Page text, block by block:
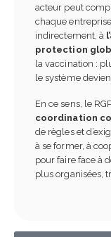
acteur peut
chaque
indirectement, à
protection
la vaccination :
le système
En ce sens, le
coordination
de règles et
à se former, à
pour faire face à
plus organisées,